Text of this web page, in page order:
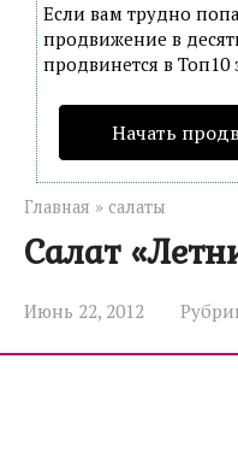
Если вам трудно
продвижение в
продвинется в Топ10
Начать
Главная » салаты
Салат
Июнь 22, 2012